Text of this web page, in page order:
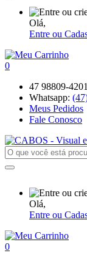
Olá,
Entre ou
0
47 98809-4201
Whatsapp:
Meus Pedidos
Fale Conosco
Olá,
Entre ou
0